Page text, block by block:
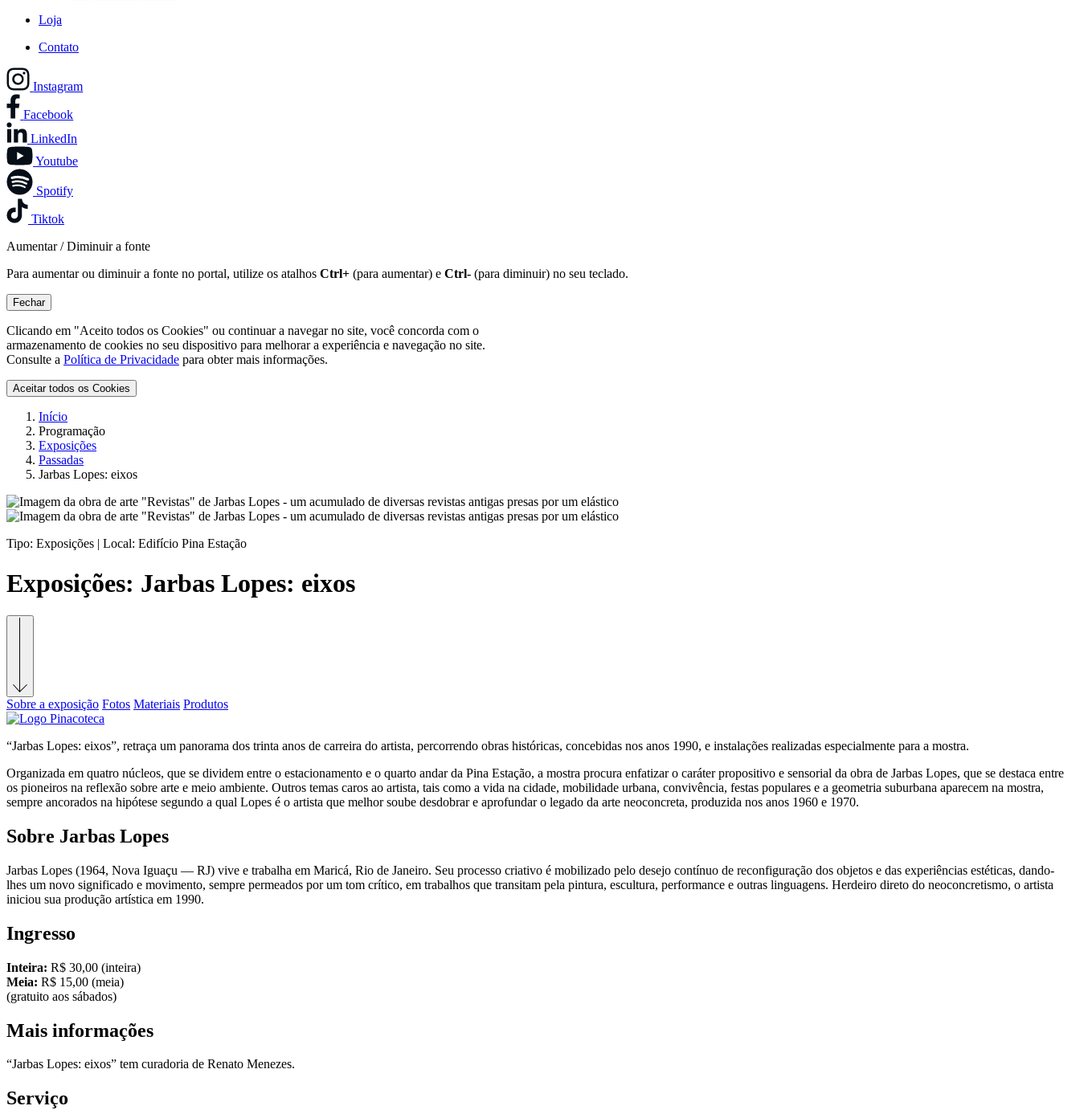
Loja
Contato
Instagram
Facebook
LinkedIn
Youtube
Spotify
Tiktok
Aumentar / Diminuir a fonte
Para aumentar ou diminuir a fonte no portal, utilize os atalhos Ctrl+ (para aumentar) e Ctrl- (para diminuir) no seu teclado.
Fechar
Clicando em "Aceito todos os Cookies" ou continuar a navegar no site, você concorda com o
armazenamento de cookies no seu dispositivo para melhorar a experiência e navegação no site.
Consulte a Política de Privacidade para obter mais informações.
Aceitar todos os Cookies
Início
Programação
Exposições
Passadas
Jarbas Lopes: eixos
Tipo: Exposições | Local: Edifício Pina Estação
Exposições: Jarbas Lopes: eixos
Sobre a exposição Fotos Materiais Produtos
“Jarbas Lopes: eixos”, retraça um panorama dos trinta anos de carreira do artista, percorrendo obras históricas, concebidas nos anos 1990, e instalações realizadas especialmente para a mostra.
Organizada em quatro núcleos, que se dividem entre o estacionamento e o quarto andar da Pina Estação, a mostra procura enfatizar o caráter propositivo e sensorial da obra de Jarbas Lopes, que se destaca entre
os pioneiros na reflexão sobre arte e meio ambiente. Outros temas caros ao artista, tais como a vida na cidade, mobilidade urbana, convivência, festas populares e a geometria suburbana aparecem na mostra,
sempre ancorados na hipótese segundo a qual Lopes é o artista que melhor soube desdobrar e aprofundar o legado da arte neoconcreta, produzida nos anos 1960 e 1970.
Sobre Jarbas Lopes
Jarbas Lopes (1964, Nova Iguaçu — RJ) vive e trabalha em Maricá, Rio de Janeiro. Seu processo criativo é mobilizado pelo desejo contínuo de reconfiguração dos objetos e das experiências estéticas, dando-
lhes um novo significado e movimento, sempre permeados por um tom crítico, em trabalhos que transitam pela pintura, escultura, performance e outras linguagens. Herdeiro direto do neoconcretismo, o artista
iniciou sua produção artística em 1990.
Ingresso
Inteira: R$ 30,00 (inteira)
Meia: R$ 15,00 (meia)
(gratuito aos sábados)
Mais informações
“Jarbas Lopes: eixos” tem curadoria de Renato Menezes.
Serviço